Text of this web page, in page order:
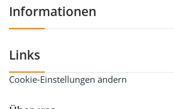
Informationen
Links
Cookie-Einstellungen ändern